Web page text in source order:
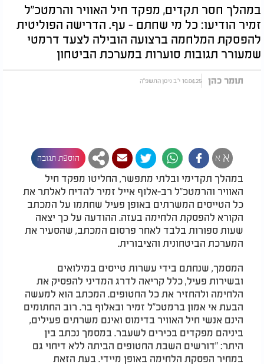
במהלך חסר תקדים, מפקד חיל האוויר והרמטכ"ל
זמיר הודיעו: כל מי שחתם - עף. הדרישה הפוליטית
להפסקת המלחמה ברצועה הובילה לצעד דרמטי
שמעורר תגובות סוערות במערכת הביטחון
תומר כהן 10.04.25 י"ב ניסן התשפ"ה
א א הוספת תגובה
במהלך תקדימי ובלתי מתפשר, החליטו מפקד חיל
האוויר והרמטכ"ל רב-אלוף אייל זמיר להדיח לאלתר את
כל הטייסים המשרתים באופן פעיל שחתמו על המכתב
הקורא להפסקת הלחימה בעזה. ההודעה על כך יצאה
שעות ספורות בלבד לאחר פרסום המכתב, שהסעיר את
המערכת הביטחונית והציבורית.
המסמך, שנחתם בידי עשרות טייסים במילואים
ובשירות פעיל, כלל קריאה לדרג המדיני להפסיק את
הלחימה ולהחזיר את כל החטופים. המכתב הוא למעשה
הבעת אי אמון ברמטכ"ל זמיר ובאלוף בר. רוב החתומים
הינם אנשי חיל האוויר בדימוס ואינם משרתים פעילים,
ביניהם מפקדים בכירים לשעבר. במסמך נכתב בין
היתר: "דורשים השבת החטופים הביתה ללא דיחוי גם
במחיר הפסקת הלחימה באופן מיידי. בעת הזאת